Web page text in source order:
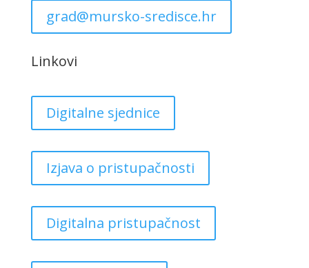
grad@mursko-sredisce.hr
Linkovi
Digitalne sjednice
Izjava o pristupačnosti
Digitalna pristupačnost